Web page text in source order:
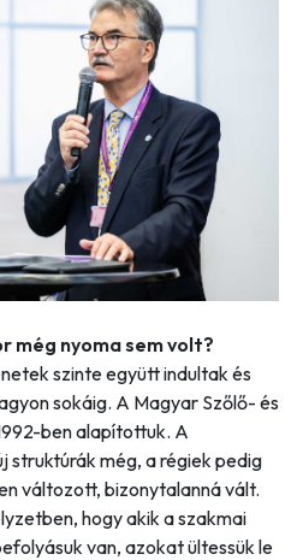
még nyoma sem volt?
szinte együtt indultak és
sokáig. A Magyar Szőlő- és
ben alapítottuk. A
struktúrák még, a régiek pedig
változott, bizonytalanná vált.
hogy akik a szakmai
van, azokat ültessük le